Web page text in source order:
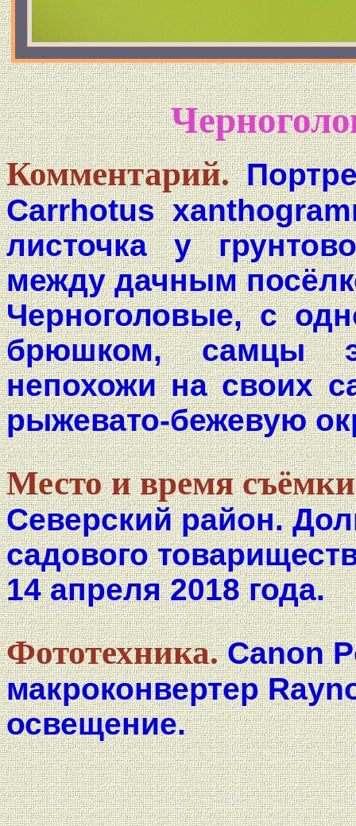
Комментарий.
Carrhotus
листочка у
между дачным
Черноголовые, с
брюшком, самцы
непохожи на своих
рыжевато-бежевую
Место и время
Северский район.
садового
14 апреля 2018 года.
Фототехника.Canon
макроконвертер
освещение.